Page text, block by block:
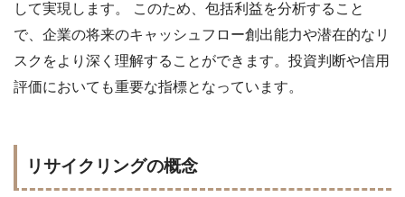
して実現します。 このため、包括利益を分析すること
で、企業の将来のキャッシュフロー創出能力や潜在的なリ
スクをより深く理解することができます。投資判断や信用
評価においても重要な指標となっています。
リサイクリングの概念